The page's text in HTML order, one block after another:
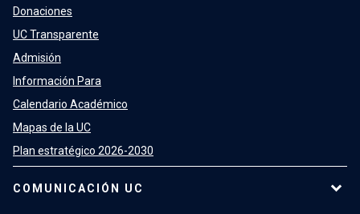
Donaciones
UC Transparente
Admisión
Información Para
Calendario Académico
Mapas de la UC
Plan estratégico 2026-2030
COMUNICACIÓN UC